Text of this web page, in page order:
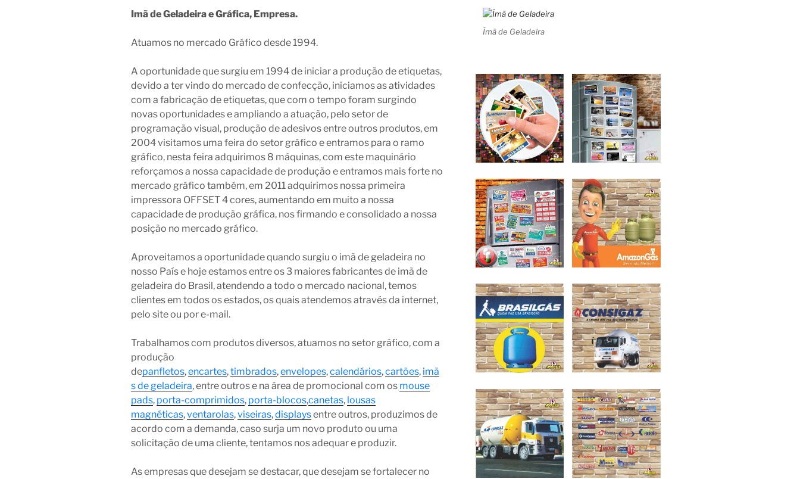
Imã de Geladeira e Gráfica, Empresa.
Atuamos no mercado Gráfico desde 1994.
A oportunidade que surgiu em 1994 de iniciar a produção de etiquetas,
devido a ter vindo do mercado de confecção, iniciamos as atividades
com a fabricação de etiquetas, que com o tempo foram surgindo
novas oportunidades e ampliando a atuação, pelo setor de
programação visual, produção de adesivos entre outros produtos, em
2004 visitamos uma feira do setor gráfico e entramos para o ramo
gráfico, nesta feira adquirimos 8 máquinas, com este maquinário
reforçamos a nossa capacidade de produção e entramos mais forte no
mercado gráfico também, em 2011 adquirimos nossa primeira
impressora OFFSET 4 cores, aumentando em muito a nossa
capacidade de produção gráfica, nos firmando e consolidado a nossa
posição no mercado gráfico.
Aproveitamos a oportunidade quando surgiu o imã de geladeira no
nosso País e hoje estamos entre os 3 maiores fabricantes de imã de
geladeira do Brasil, atendendo a todo o mercado nacional, temos
clientes em todos os estados, os quais atendemos através da internet,
pelo site ou por e-mail.
Trabalhamos com produtos diversos, atuamos no setor gráfico, com a
produção
depanfletos,encartes,timbrados,envelopes,calendários,cartões, imã
s de geladeira, entre outros e na área de promocional com os mouse
pads, porta-comprimidos, porta-blocos,canetas, lousas
magnéticas,ventarolas,viseiras,displaysentre outros, produzimos de
acordo com a demanda, caso surja um novo produto ou uma
solicitação de uma cliente, tentamos nos adequar e produzir.
As empresas que desejam se destacar, que desejam se fortalecer no
Ímã de Geladeira